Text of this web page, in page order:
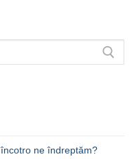
ne îndreptăm?